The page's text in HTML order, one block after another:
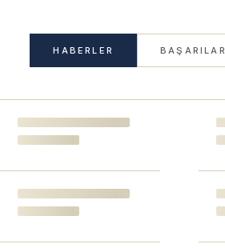
HABERLER BAŞARILAR